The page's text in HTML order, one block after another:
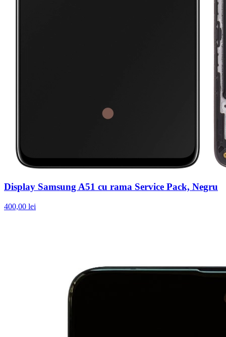
Display Samsung A51 cu rama Service Pack, Negru
400,00 lei